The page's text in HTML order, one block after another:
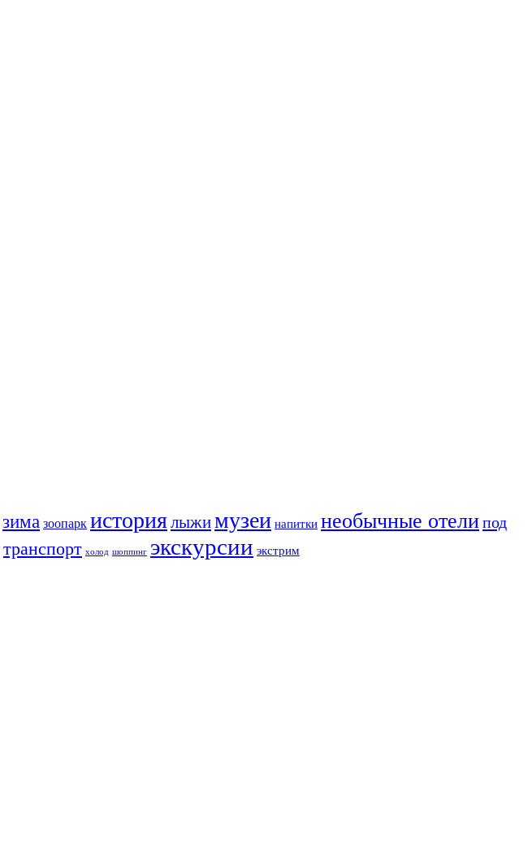
зима зоопарк историялыжимузеи напитки необычные отелипод
транспорт холод шоппинг экскурсии экстрим